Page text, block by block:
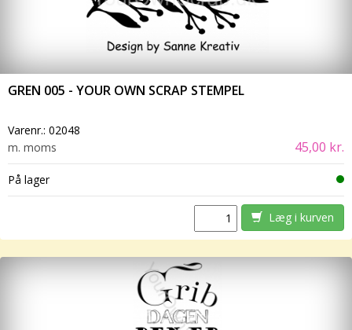
GREN 005 - YOUR OWN SCRAP STEMPEL
Varenr.: 02048
m. moms
45,00 kr.
På lager
Læg i kurven